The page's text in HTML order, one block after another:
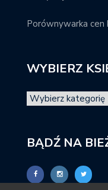
Porównywarka cen
WYBIERZ
BĄDŹ NA